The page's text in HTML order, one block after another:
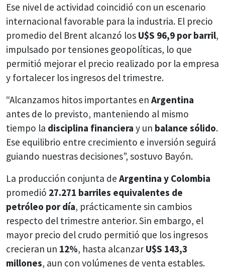
Ese nivel de actividad coincidió con un escenario
internacional favorable para la industria. El precio
promedio del Brent alcanzó los U$S 96,9 por barril,
impulsado por tensiones geopolíticas, lo que
permitió mejorar el precio realizado por la empresa
y fortalecer los ingresos del trimestre.
“Alcanzamos hitos importantes en Argentina
antes de lo previsto, manteniendo al mismo
tiempo la disciplina financiera y un balance sólido.
Ese equilibrio entre crecimiento e inversión seguirá
guiando nuestras decisiones”, sostuvo Bayón.
La producción conjunta de Argentina y Colombia
promedió 27.271 barriles equivalentes de
petróleo por día, prácticamente sin cambios
respecto del trimestre anterior. Sin embargo, el
mayor precio del crudo permitió que los ingresos
crecieran un 12%, hasta alcanzar U$S 143,3
millones, aun con volúmenes de venta estables.